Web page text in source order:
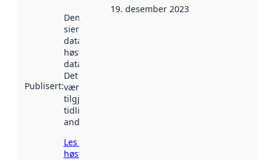
Publisert:
Denne datoen
sier når
datasettet ble
høstet av
data.norge.no.
Det kan ha
vært
tilgjengelig
tidligere
andre steder.
Les mer om
høsting her
19. desember 2023